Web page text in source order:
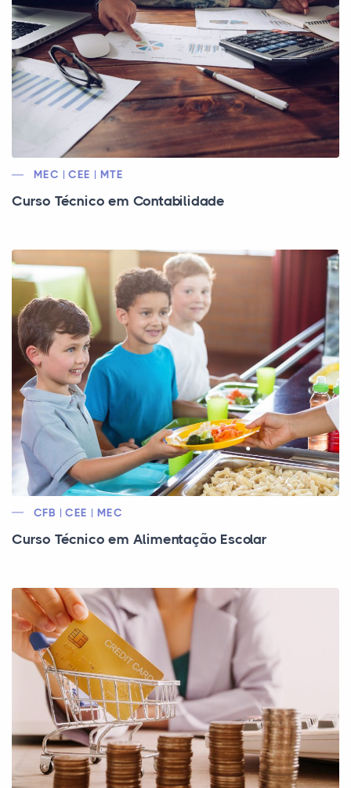
MEC | CEE | MTE
Curso Técnico em Contabilidade
CFB | CEE | MEC
Curso Técnico em Alimentação Escolar